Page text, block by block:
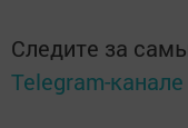
Следите за
Telegram-канале